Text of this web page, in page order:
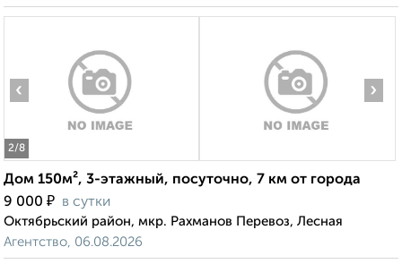
2/8
‹ ›
Дом 150м², 3-этажный, посуточно, 7 км от города
9 000 ₽ в сутки
Октябрьский район, мкр. Рахманов Перевоз, Лесная
Агентство, 06.08.2026